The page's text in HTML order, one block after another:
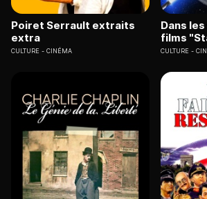
Poiret Serrault extraits
extra
CULTURE CINÉMA
Dans
films
CULTURE